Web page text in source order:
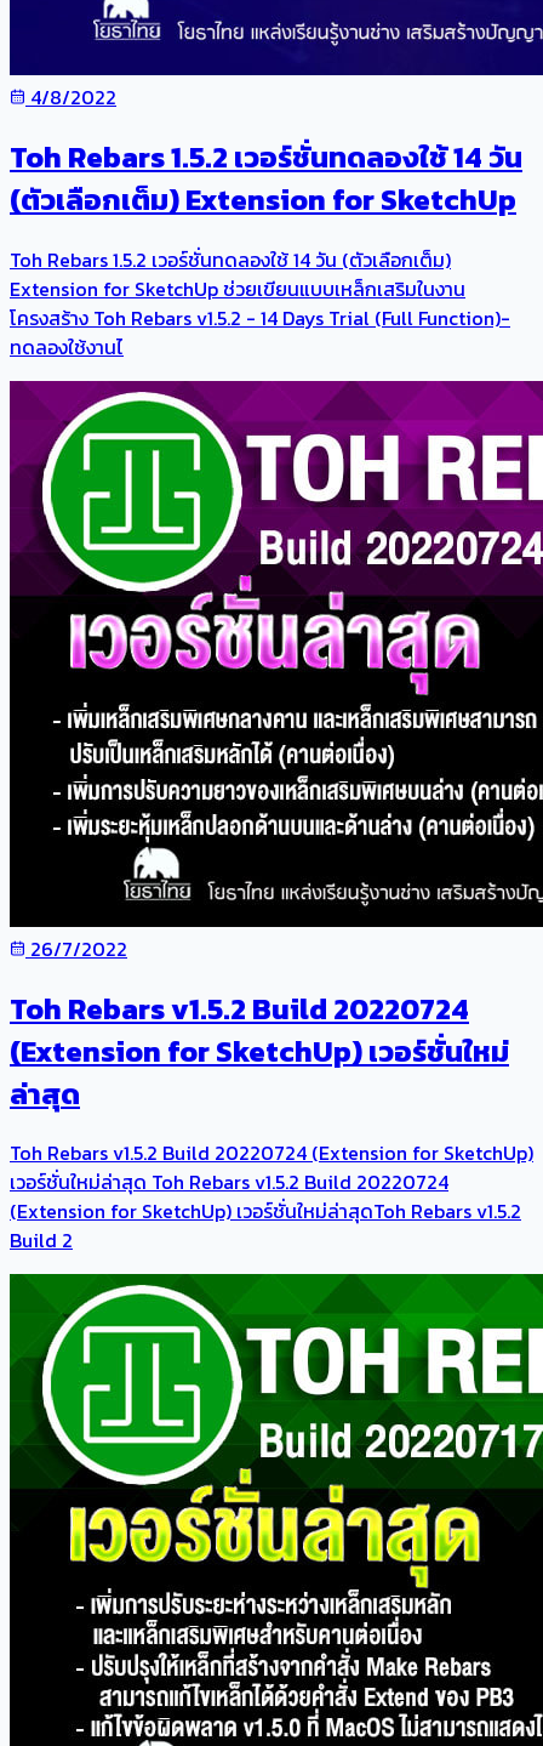
4/8/2022
Toh Rebars 1.5.2 เวอร์ชั่นทดลองใช้ 14 วัน
(ตัวเลือกเต็ม) Extension for SketchUp
Toh Rebars 1.5.2 เวอร์ชั่นทดลองใช้ 14 วัน (ตัวเลือกเต็ม)
Extension for SketchUp ช่วยเขียนแบบเหล็กเสริมในงาน
โครงสร้าง Toh Rebars v1.5.2 - 14 Days Trial (Full Function)-
ทดลองใช้งานไ
26/7/2022
Toh Rebars v1.5.2 Build 20220724
(Extension for SketchUp) เวอร์ชั่นใหม่
ล่าสุด
Toh Rebars v1.5.2 Build 20220724 (Extension for SketchUp)
เวอร์ชั่นใหม่ล่าสุด Toh Rebars v1.5.2 Build 20220724
(Extension for SketchUp) เวอร์ชั่นใหม่ล่าสุดToh Rebars v1.5.2
Build 2